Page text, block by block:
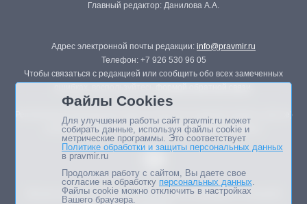
Главный редактор: Данилова А.А.
Адрес электронной почты редакции: info@pravmir.ru
Телефон: +7 926 530 96 05
Чтобы связаться с редакцией или сообщить обо всех замеченных
Републикация материалов сайта в печатных изданиях (книгах, прессе)
возможна только с письменного разрешения редакции.
Мнение авторов статей портала может не совпадать с позицией
Файлы Cookies
Для улучшения работы сайт pravmir.ru может
собирать данные, используя файлы cookie и
метрические программы. Это соответствует
Политике обработки и защиты персональных данных
в pravmir.ru
Продолжая работу с сайтом, Вы даете свое
согласие на обработку персональных данных.
Файлы cookie можно отключить в настройках
Вашего браузера.